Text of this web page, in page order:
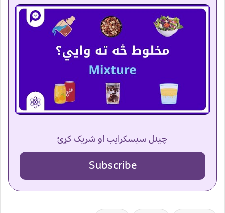
چینل سبسکرایب او شریک کړئ
Subscribe